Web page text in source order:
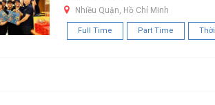
Nhiều Quận, Hồ Chí Minh
Full Time Part Time